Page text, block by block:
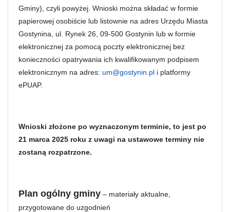
Gminy), czyli powyżej. Wnioski można składać w formie
papierowej osobiście lub listownie na adres Urzędu Miasta
Gostynina, ul. Rynek 26, 09-500 Gostynin lub w formie
elektronicznej za pomocą poczty elektronicznej bez
konieczności opatrywania ich kwalifikowanym podpisem
elektronicznym na adres: um@gostynin.pl i platformy
ePUAP.
Wnioski złożone po wyznaczonym terminie, to jest po
21 marca 2025 roku z uwagi na ustawowe terminy nie
zostaną rozpatrzone.
Plan ogólny gminy – materiały aktualne,
przygotowane do uzgodnień